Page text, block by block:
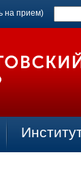
на прием)